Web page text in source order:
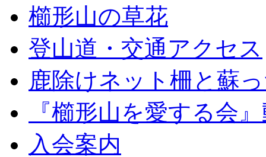
櫛形山の草花
登山道・交通アクセス
鹿除けネット柵と蘇
『櫛形山を愛する会
入会案内